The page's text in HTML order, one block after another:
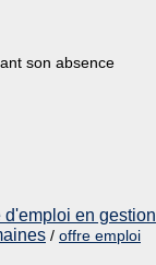
son absence
d'emploi en gestion
/ offre emploi